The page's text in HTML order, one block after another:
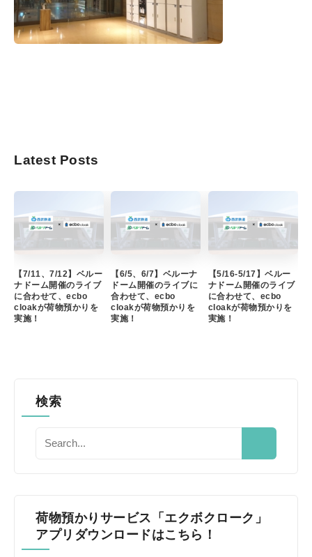
Latest Posts
【7/11、7/12】ベルー
ナドーム開催のライブ
に合わせて、ecbo
cloakが荷物預かりを
実施！
【6/5、6/7】ベルーナ
ドーム開催のライブに
合わせて、ecbo
cloakが荷物預かりを
実施！
【5/16-5/17】ベルー
ナドーム開催のライブ
に合わせて、ecbo
cloakが荷物預かりを
実施！
検索
荷物預かりサービス「エクボクローク」
アプリダウンロードはこちら！